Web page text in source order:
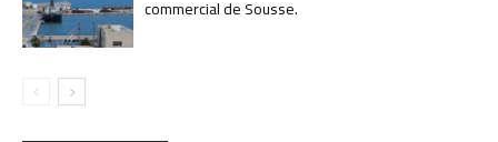
commercial de Sousse.